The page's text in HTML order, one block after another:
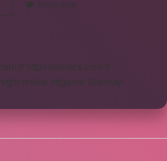
Kasılma
Yorum Bırak
https://sonics.com.tr
online nttgame Sitemap